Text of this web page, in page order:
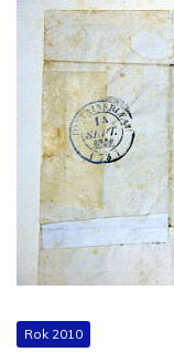
Rok 2010